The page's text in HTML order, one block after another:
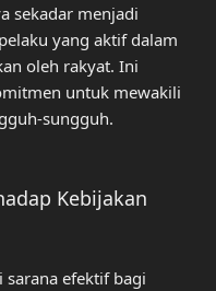
sekadar menjadi
yang aktif dalam
oleh rakyat. Ini
untuk mewakili
sungguh.
Kebijakan
efektif bagi